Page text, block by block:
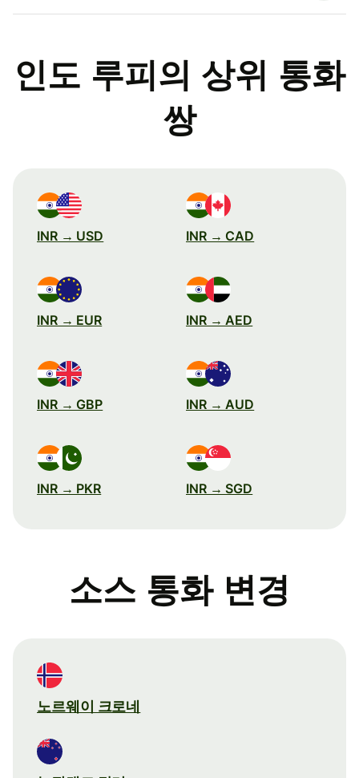
인도 루피의 상위 통화
쌍
INR → USD INR → CAD
INR → EUR INR → AED
INR → GBP INR → AUD
INR → PKR INR → SGD
소스 통화 변경
노르웨이 크로네